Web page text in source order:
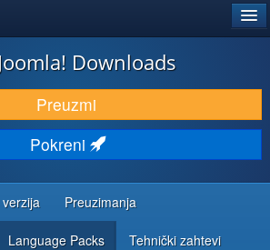
(EKSTENZIJE)
Joomla! Downloads
Preuzmi
Pokreni
Preuzimanja
Language Packs Tehnički zahtevi